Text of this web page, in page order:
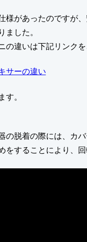
様があったのですが
ました。
違いは下記リンクを
サーの違い
す。
脱着の際には、カバ
することにより、